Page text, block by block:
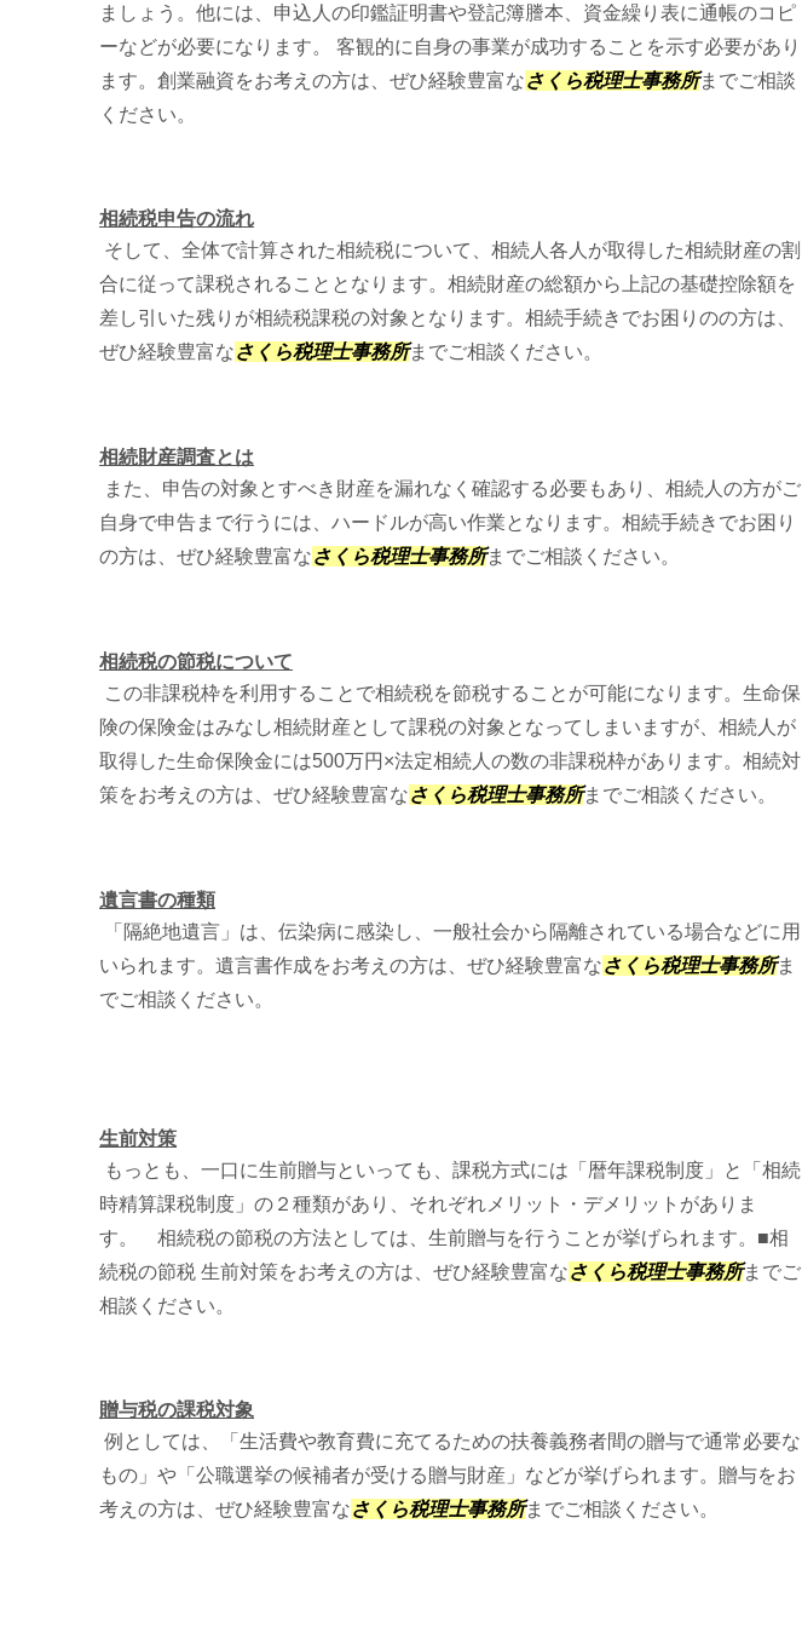
ましょう。他には、申込人の印鑑証明書や登記簿謄本、資金繰り表に通帳のコピ
ーなどが必要になります。 客観的に自身の事業が成功することを示す必要があり
ます。創業融資をお考えの方は、ぜひ経験豊富なさくら税理士事務所までご相談
ください。
相続税申告の流れ
そして、全体で計算された相続税について、相続人各人が取得した相続財産の割
合に従って課税されることとなります。相続財産の総額から上記の基礎控除額を
差し引いた残りが相続税課税の対象となります。相続手続きでお困りのの方は、
ぜひ経験豊富なさくら税理士事務所までご相談ください。
相続財産調査とは
また、申告の対象とすべき財産を漏れなく確認する必要もあり、相続人の方がご
自身で申告まで行うには、ハードルが高い作業となります。相続手続きでお困り
の方は、ぜひ経験豊富なさくら税理士事務所までご相談ください。
相続税の節税について
この非課税枠を利用することで相続税を節税することが可能になります。生命保
険の保険金はみなし相続財産として課税の対象となってしまいますが、相続人が
取得した生命保険金には500万円×法定相続人の数の非課税枠があります。相続対
策をお考えの方は、ぜひ経験豊富なさくら税理士事務所までご相談ください。
遺言書の種類
「隔絶地遺言」は、伝染病に感染し、一般社会から隔離されている場合などに用
いられます。遺言書作成をお考えの方は、ぜひ経験豊富なさくら税理士事務所ま
でご相談ください。
生前対策
もっとも、一口に生前贈与といっても、課税方式には「暦年課税制度」と「相続
時精算課税制度」の２種類があり、それぞれメリット・デメリットがありま
す。 相続税の節税の方法としては、生前贈与を行うことが挙げられます。■相
続税の節税 生前対策をお考えの方は、ぜひ経験豊富なさくら税理士事務所までご
相談ください。
贈与税の課税対象
例としては、「生活費や教育費に充てるための扶養義務者間の贈与で通常必要な
もの」や「公職選挙の候補者が受ける贈与財産」などが挙げられます。贈与をお
考えの方は、ぜひ経験豊富なさくら税理士事務所までご相談ください。